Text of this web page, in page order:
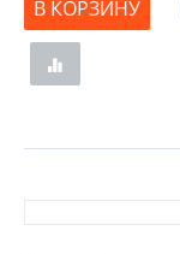
В КОРЗИНУ